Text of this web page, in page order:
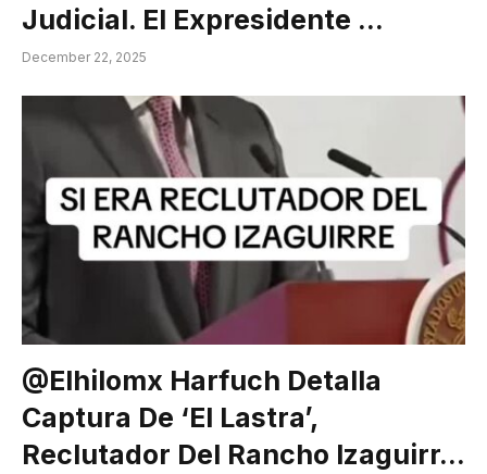
Judicial. El Expresidente …
December 22, 2025
@elhilomx Harfuch Detalla
Captura De ‘El Lastra’,
Reclutador Del Rancho Izaguirr…